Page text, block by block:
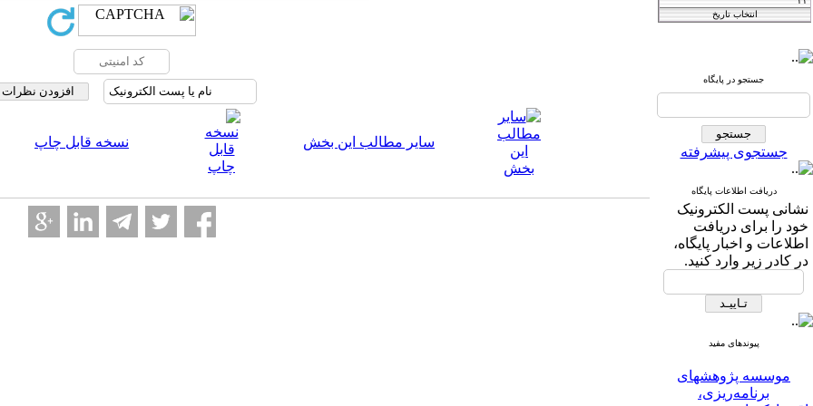
فصلنامه
Agricultural
Economics
he International Journal of
Agricultural Managment
and Development
IJAMAD
جستجو در پایگاه
جستجوی پیشرفته
دریافت اطلاعات پایگاه
نشانی پست الکترونیک
خود را برای دریافت
اطلاعات و اخبار پایگاه،
در کادر زیر وارد کنید.
پیوندهای مفید
موسسه پژوهشهای
برنامه‌ریزی،
سایر مطالب این بخش نسخه قابل چاپ